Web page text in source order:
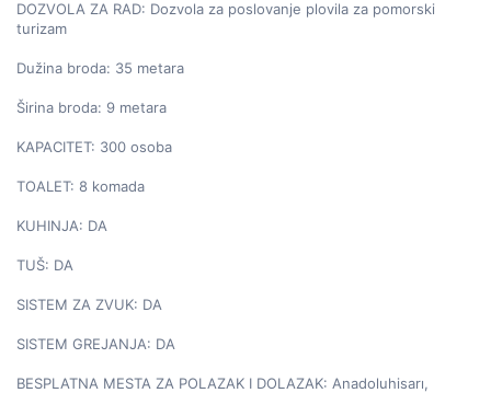
DOZVOLA ZA RAD: Dozvola za poslovanje plovila za pomorski
turizam
Dužina broda: 35 metara
Širina broda: 9 metara
KAPACITET: 300 osoba
TOALET: 8 komada
KUHINJA: DA
TUŠ: DA
SISTEM ZA ZVUK: DA
SISTEM GREJANJA: DA
BESPLATNA MESTA ZA POLAZAK I DOLAZAK: Anadoluhisarı,